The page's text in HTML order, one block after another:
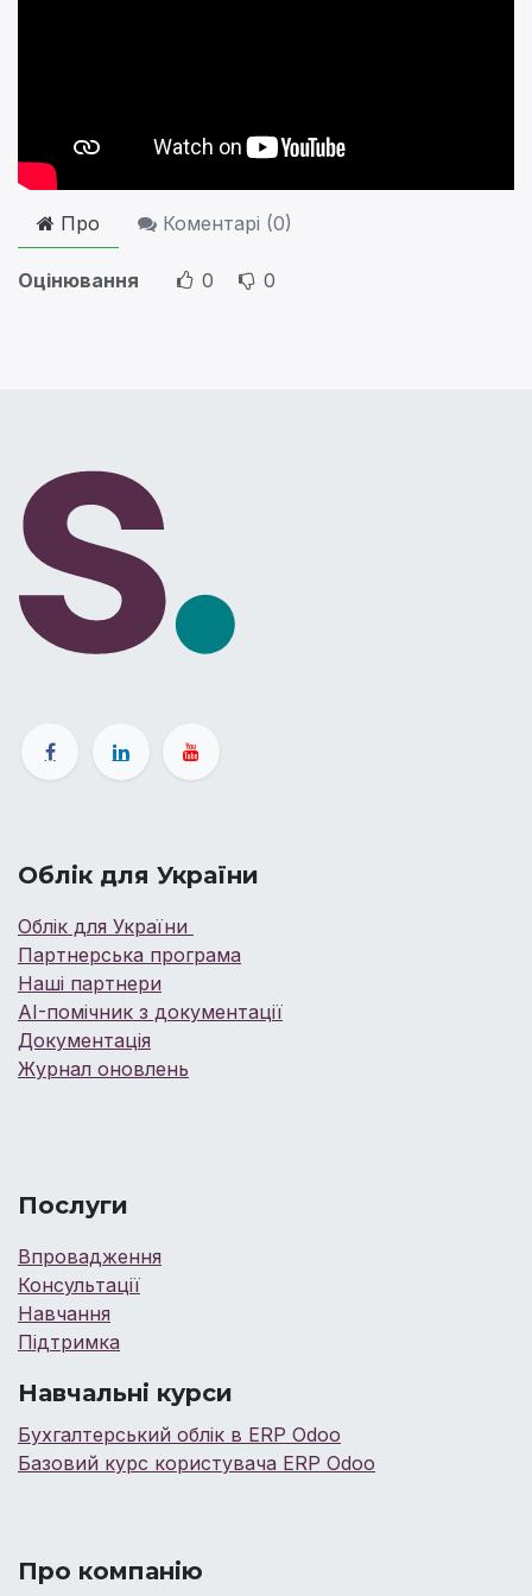
Про Коментарі (0)
Оцінювання 0 0
Облік для України
Облік для України
Партнерська програма
Наші партнери
AI-помічник з документації
Документація
Журнал оновлень
Послуги
Впровадження
Консультації
Навчання
Підтримка
Навчальні курси
Бухгалтерський облік в ERP Odoo
Базовий курс користувача ERP Odoo
Про компанію